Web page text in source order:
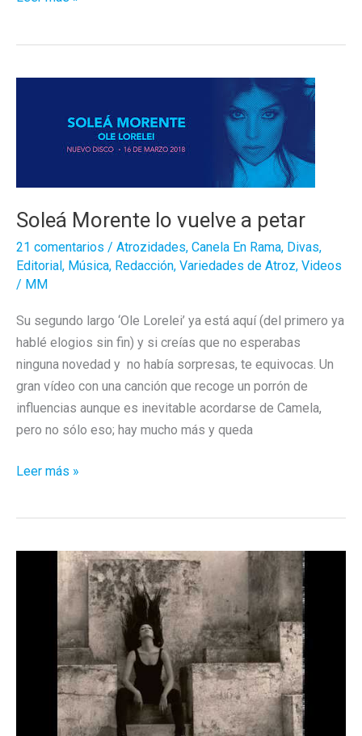
Soleá Morente lo vuelve a petar
21 comentarios / Atrozidades, Canela En Rama, Divas,
Editorial , Música, Redacción, Variedades de Atroz, Videos
/ MM
Su segundo largo ‘Ole Lorelei’ ya está aquí (del primero ya
hablé elogios sin fin) y si creías que no esperabas
ninguna novedad y no había sorpresas, te equivocas. Un
gran vídeo con una canción que recoge un porrón de
influencias aunque es inevitable acordarse de Camela,
pero no sólo eso; hay mucho más y queda
Soleá
Leer más »